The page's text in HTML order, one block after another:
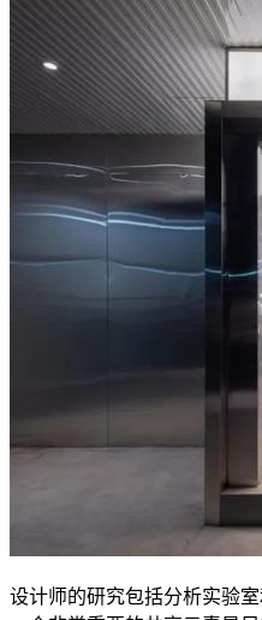
设计师的研究包括分析实验